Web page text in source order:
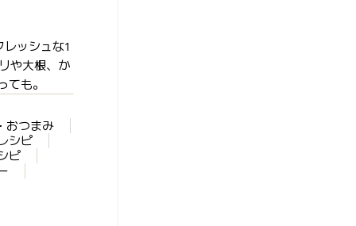
ッシュな1
や大根、か
も。
おつまみ
シピ
ピ